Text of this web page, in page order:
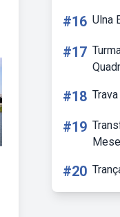
#16 Ulna
#17
#18
#19
#20